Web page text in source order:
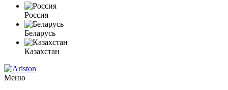
Россия
Беларусь
Казахстан
Меню